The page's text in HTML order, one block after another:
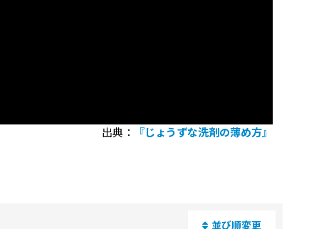
出典： 『じょうずな洗剤の薄め方』
並び順変更